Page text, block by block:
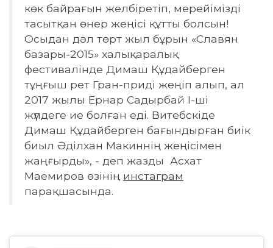
көк байрағын желбіретіп, мерейімізді
тасытқан өнер жеңісі құтты болсын!
Осыдан дәл төрт жыл бұрын «Славян
базары-2015» xалықаралық
фестивалінде Димаш Құдайберген
тұңғыш рет Гран-приді жеңіп алып, ал
2017 жылы Ернар Садырбай І-ші
жүлдеге ие болған еді. Витебскіде
Димаш Құдайберген бағындырған биік
биыл Әділxан Макиннің жеңісімен
жаңғырды», - деп жазды Асхат
Маемиров өзінің инстаграм
парақшасында.